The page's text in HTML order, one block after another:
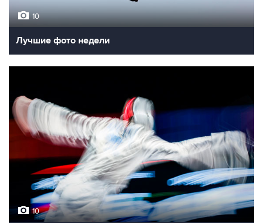
10
Лучшие фото недели
10